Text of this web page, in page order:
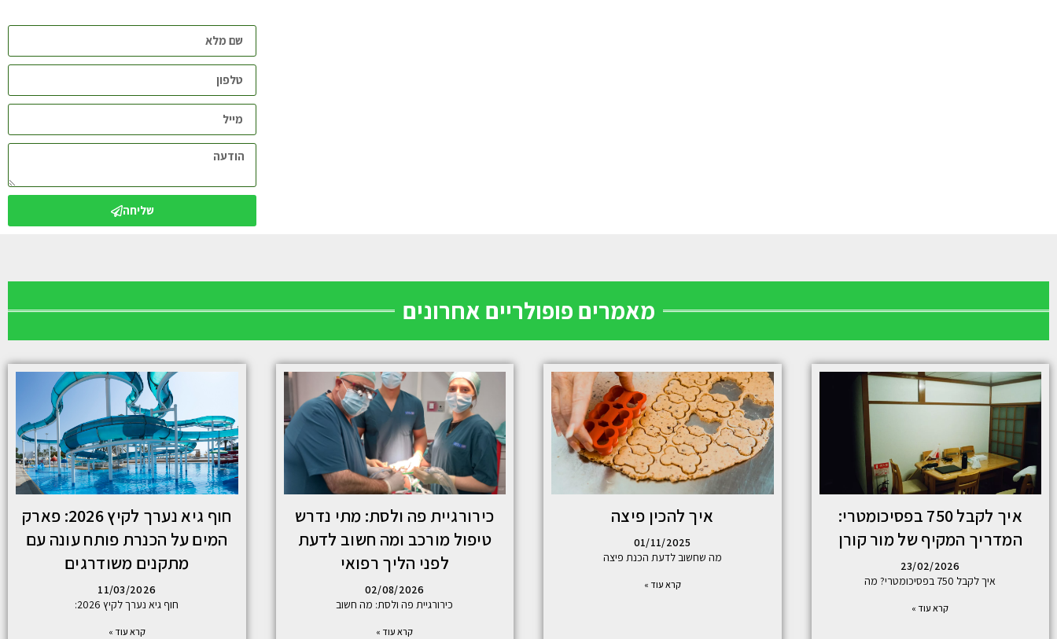
שליחה
מאמרים פופולריים אחרונים
איך לקבל 750 בפסיכומטרי:
המדריך המקיף של מור קורן
23/02/2026
איך לקבל 750 בפסיכומטרי? מה
קרא עוד »
איך להכין פיצה
01/11/2025
מה שחשוב לדעת הכנת פיצה
קרא עוד »
כירורגיית פה ולסת: מתי נדרש
טיפול מורכב ומה חשוב לדעת
לפני הליך רפואי
02/08/2026
כירורגיית פה ולסת: מה חשוב
קרא עוד »
חוף גיא נערך לקיץ 2026: פארק
המים על הכנרת פותח עונה עם
מתקנים משודרגים
11/03/2026
חוף גיא נערך לקיץ 2026:
קרא עוד »